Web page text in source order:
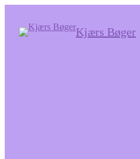
Kjærs Bøger